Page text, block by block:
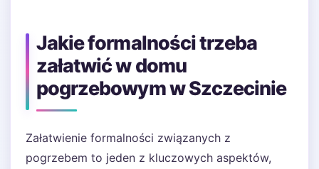
Jakie formalności trzeba
załatwić w domu
pogrzebowym w Szczecinie
Załatwienie formalności związanych z
pogrzebem to jeden z kluczowych aspektów,